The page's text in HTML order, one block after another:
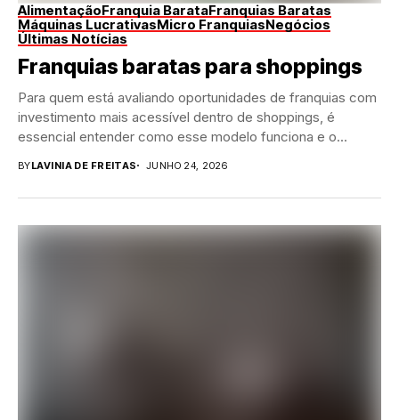
AlimentaçãoFranquia BarataFranquias Baratas
Máquinas LucrativasMicro FranquiasNegócios
Últimas Notícias
Franquias baratas para shoppings
Para quem está avaliando oportunidades de franquias com
investimento mais acessível dentro de shoppings, é
essencial entender como esse modelo funciona e o...
BYLAVINIA DE FREITAS JUNHO 24, 2026